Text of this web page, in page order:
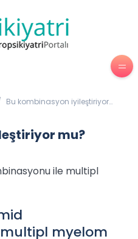
Bu kombinasyon iyileştiriyor
mu?
ile multipl
myelom